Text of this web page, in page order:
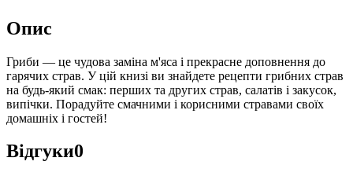
Опис
Гриби — це чудова заміна м'яса і прекрасне доповнення до
гарячих страв. У цій книзі ви знайдете рецепти грибних страв
на будь-який смак: перших та других страв, салатів і закусок,
випічки. Порадуйте смачними і корисними стравами своїх
домашніх і гостей!
Відгуки0